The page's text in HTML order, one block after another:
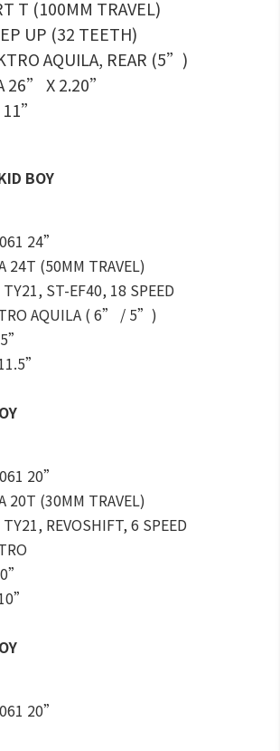
T (100MM TRAVEL)
UP (32 TEETH)
AQUILA, REAR (5”)
26” X 2.20”
BOY
24”
24T (50MM TRAVEL)
ST-EF40, 18 SPEED
AQUILA ( 6” / 5”)
20”
20T (30MM TRAVEL)
REVOSHIFT, 6 SPEED
20”